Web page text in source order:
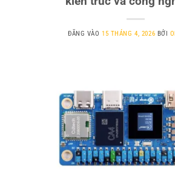
ĐĂNG VÀO15 THÁNG 4, 2026 BỞI